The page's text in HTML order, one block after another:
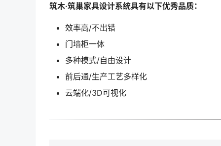
筑木·筑巢家具设计系统具有以下优秀品质：
效率高/不出错
门墙柜一体
多种模式/自由设计
前后通/生产工艺多样化
云端化/3D可视化